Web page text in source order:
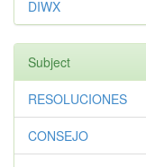
DIWX
Subject
RESOLUCIONES
CONSEJO